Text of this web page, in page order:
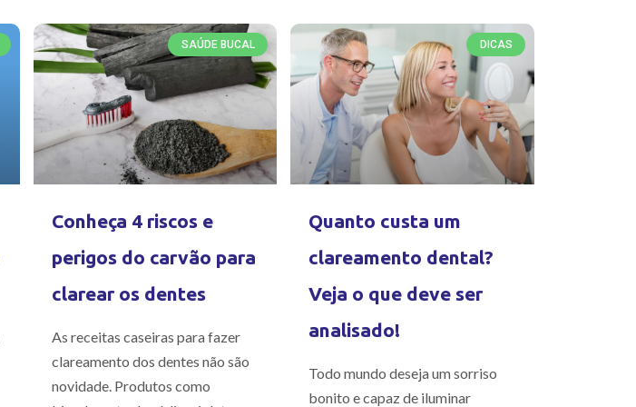
SAÚDE BUCAL
Conheça 4 riscos e
perigos do carvão para
clarear os dentes
As receitas caseiras para fazer
clareamento dos dentes não são
novidade. Produtos como
DICAS
Quanto custa um
clareamento dental?
Veja o que deve ser
analisado!
Todo mundo deseja um sorriso
bonito e capaz de iluminar